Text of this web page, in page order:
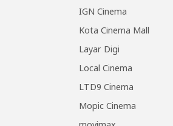
IGN Cinema
Kota Cinema Mall
Layar Digi
Local Cinema
LTD9 Cinema
Mopic Cinema